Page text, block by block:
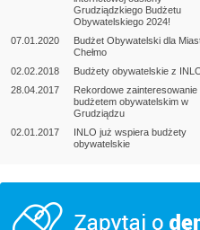
Grudziądzkiego Budżetu
Obywatelskiego 2024!
07.01.2020
Budżet Obywatelski dla
Chełmo
02.02.2018
Budżety obywatelskie z
28.04.2017
Rekordowe zainteresowanie
budżetem obywatelskim w
Grudziądzu
02.01.2017
INLO już wspiera budżety
obywatelskie